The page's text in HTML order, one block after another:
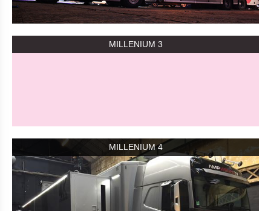
MILLENIUM 3
MILLENIUM 4